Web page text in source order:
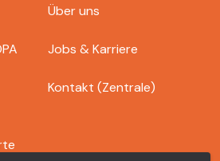
Über uns
Jobs & Karriere
Kontakt (Zentrale)